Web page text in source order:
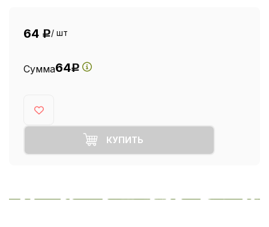
64 Р/ шт
Сумма64Р
КУПИТЬ